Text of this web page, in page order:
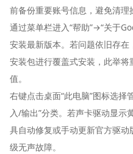
前备份重要账号信息，避免清理
通过菜单栏进入“帮助”→“关于
安装最新版本。若问题依旧存
安装包进行覆盖式安装，此举
值。
右键点击桌面“此电脑”图标选择
入/输出”分类。若声卡驱动显示
具自动修复或手动更新官方驱
级无声故障。